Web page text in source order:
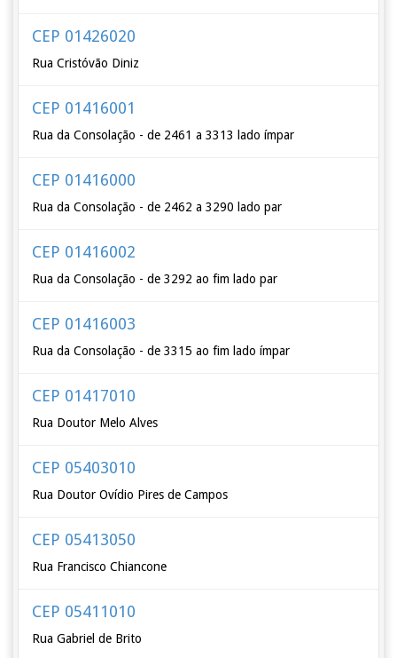
CEP 01426020
Rua Cristóvão Diniz
CEP 01416001
Rua da Consolação - de 2461 a 3313 lado ímpar
CEP 01416000
Rua da Consolação - de 2462 a 3290 lado par
CEP 01416002
Rua da Consolação - de 3292 ao fim lado par
CEP 01416003
Rua da Consolação - de 3315 ao fim lado ímpar
CEP 01417010
Rua Doutor Melo Alves
CEP 05403010
Rua Doutor Ovídio Pires de Campos
CEP 05413050
Rua Francisco Chiancone
CEP 05411010
Rua Gabriel de Brito